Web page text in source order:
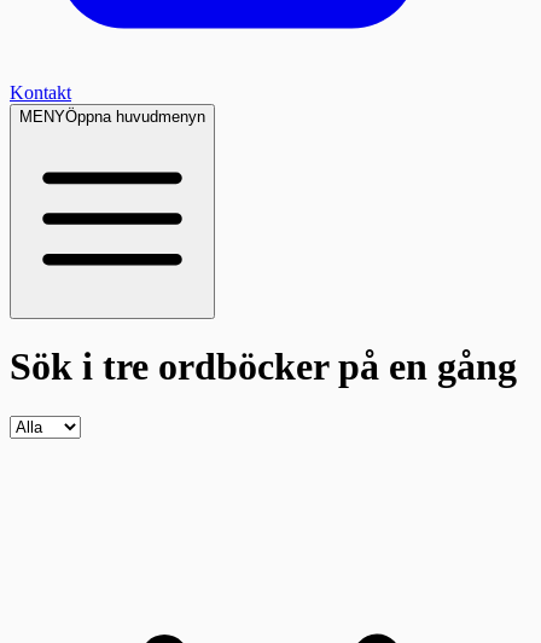
Kontakt
MENYÖppna huvudmenyn
Sök i tre ordböckerpå en gång